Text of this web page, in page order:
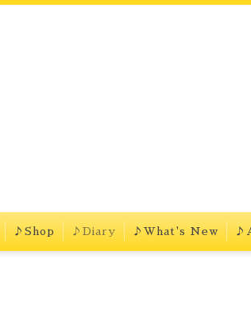
♪Shop ♪Diary ♪What's New